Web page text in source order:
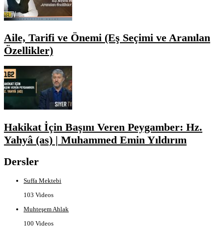
Aile, Tarifi ve Önemi (Eş Seçimi ve Aranılan
Özellikler)
Hakikat İçin Başını Veren Peygamber: Hz.
Yahyâ (as) | Muhammed Emin Yıldırım
Dersler
Suffa Mektebi
103 Videos
Muhteşem Ahlak
100 Videos